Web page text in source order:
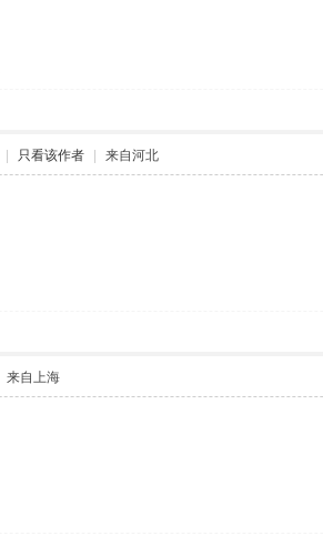
只看该作者 来自河北
来自上海